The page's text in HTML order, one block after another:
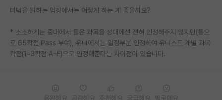
홍보 게시판
커리어
유학교육
미박을 원하는 입장에서는 어떻게 하는 게 좋을까요?
* 소소하게는 중대에서 들은 과목을 성대에선 전혀 인정해주지 않지만(통으
로 65학점 Pass 부여), 유니에서는 일정부분 인정하여 유니스트 개별 과목
학점(1~3학점 A~F)으로 인정해준다는 차이점이 있습니다.